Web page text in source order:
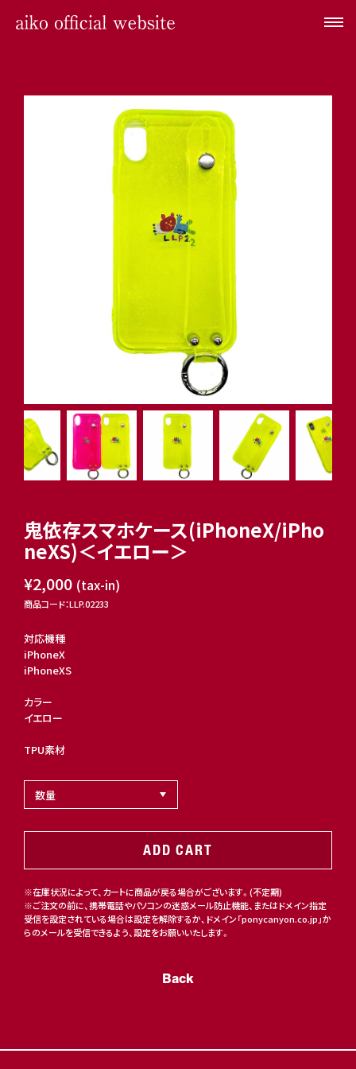
鬼依存スマホケース(iPhoneX/iPho
neXS)＜イエロー＞
¥2,000 (tax-in)
商品コード：LLP.02233
対応機種
iPhoneX
iPhoneXS
カラー
イエロー
TPU素材
ADD CART
※在庫状況によって、カートに商品が戻る場合がございます。(不定期)
※ご注文の前に、携帯電話やパソコンの迷惑メール防止機能、またはドメイン指定
受信を設定されている場合は設定を解除するか、ドメイン「ponycanyon.co.jp」か
らのメールを受信できるよう、設定をお願いいたします。
Back